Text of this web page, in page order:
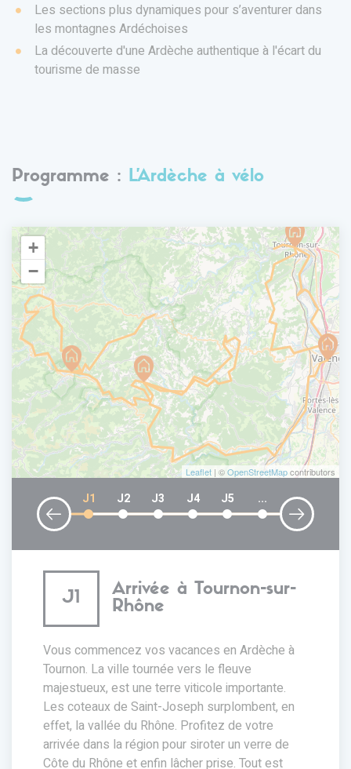
Les sections plus dynamiques pour s’aventurer dans
les montagnes Ardéchoises
La découverte d'une Ardèche authentique à l'écart du
tourisme de masse
Programme : L’Ardèche à vélo
+
−
Leaflet | ©OpenStreetMapcontributors
J1 J2 J3 J4 J5 ...
J1
Arrivée à Tournon-sur-
Rhône
Vous commencez vos vacances en Ardèche à
Tournon. La ville tournée vers le fleuve
majestueux, est une terre viticole importante.
Les coteaux de Saint-Joseph surplombent, en
effet, la vallée du Rhône. Profitez de votre
arrivée dans la région pour siroter un verre de
Côte du Rhône et enfin lâcher prise. Tout est